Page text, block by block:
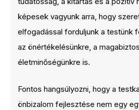
képesek vagyunk arra, hogy
elfogadással forduljunk a testünk
az önértékelésünkre, a
életminőségünkre is.
Fontos hangsúlyozni, hogy a
önbizalom fejlesztése nem egy